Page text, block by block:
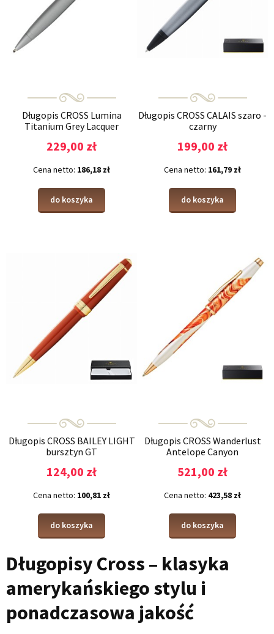
Długopis CROSS Lumina
Titanium Grey Lacquer
229,00 zł
Cena netto: 186,18 zł
do koszyka
Długopis CROSS CALAIS szaro -
czarny
199,00 zł
Cena netto: 161,79 zł
do koszyka
Długopis CROSS BAILEY LIGHT
bursztyn GT
124,00 zł
Cena netto: 100,81 zł
do koszyka
Długopis CROSS Wanderlust
Antelope Canyon
521,00 zł
Cena netto: 423,58 zł
do koszyka
Długopisy Cross – klasyka
amerykańskiego stylu i
ponadczasowa jakość